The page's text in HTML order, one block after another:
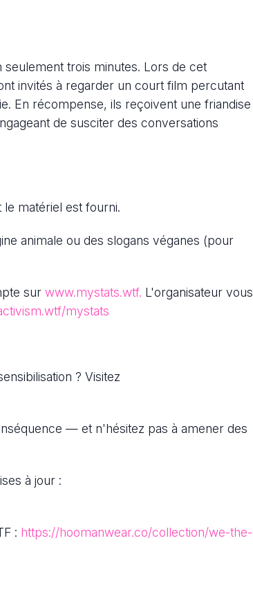
trois minutes. Lors de cet
invités à regarder un court film percutant
En récompense, ils reçoivent une friandise
de susciter des conversations
matériel est fourni.
animale ou des slogans véganes (pour
sur www.mystats.wtf. L'organisateur vous
mystats
? Visitez
— et n'hésitez pas à amener des
à jour :
: https://hoomanwear.co/collection/we-the-